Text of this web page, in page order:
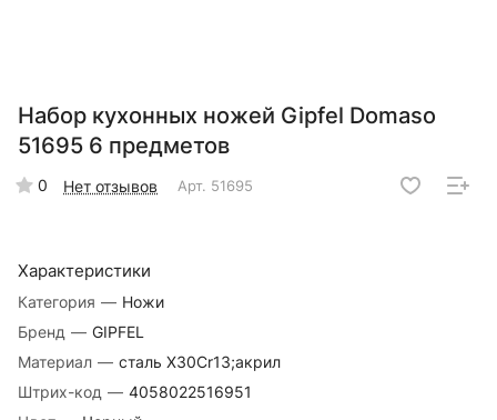
Набор кухонных ножей Gipfel Domaso
51695 6 предметов
0 Нет отзывов Арт. 51695
Характеристики
Категория — Ножи
Бренд — GIPFEL
Материал — сталь X30Cr13;акрил
Штрих-код — 4058022516951